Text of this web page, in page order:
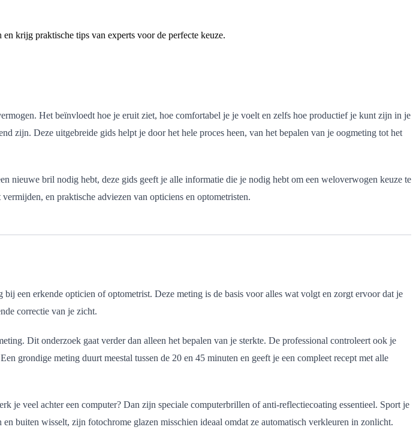
krijg praktische tips van experts voor de perfecte keuze.
Het beïnvloedt hoe je eruit ziet, hoe comfortabel je je voelt en zelfs hoe productief je kunt zijn in je
zijn. Deze uitgebreide gids helpt je door het hele proces heen, van het bepalen van je oogmeting tot het
nieuwe bril nodig hebt, deze gids geeft je alle informatie die je nodig hebt om een weloverwogen keuze te
en praktische adviezen van opticiens en optometristen.
een erkende opticien of optometrist. Deze meting is de basis voor alles wat volgt en zorgt ervoor dat je
correctie van je zicht.
Dit onderzoek gaat verder dan alleen het bepalen van je sterkte. De professional controleert ook je
grondige meting duurt meestal tussen de 20 en 45 minuten en geeft je een compleet recept met alle
je veel achter een computer? Dan zijn speciale computerbrillen of anti-reflectiecoating essentieel. Sport je
buiten wisselt, zijn fotochrome glazen misschien ideaal omdat ze automatisch verkleuren in zonlicht.